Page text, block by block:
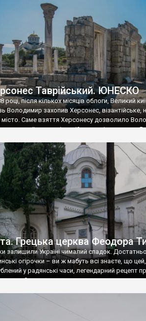
доби. Раритети викрадені з фондів
спадщини ЮНЕСКО «Херсонеса
– на виставку «Золото Візантії», але
в Україні вважають це лише […]
Таврійський. ЮНЕСКО
році, після кількох місяців облоги, Великий
Володимир захопив Херсонес, візантійське,
місто. Саме взяття Херсонесу дозволило
свої умови візантійському імператору
Володимир-язичник, став Василем-
А потім було Хрещення Русі. На честь
Таврійського названо місто […]
Грецька церква Феодора
залишили Україні чималий спадок.
огірочки – ви ж мабуть всі знаєте, що цей,
у радянські часи, легендарний рецепт
греки?